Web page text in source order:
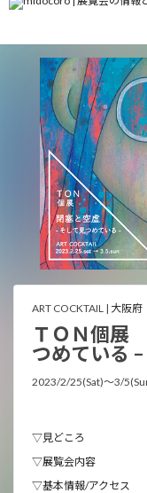
ART COCKTAIL | 大阪府
ＴＯＮ個
つめている –
2023/2/25(Sat)〜3/
▽見どころ
▽展覧会内容
▽基本情報/アクセス